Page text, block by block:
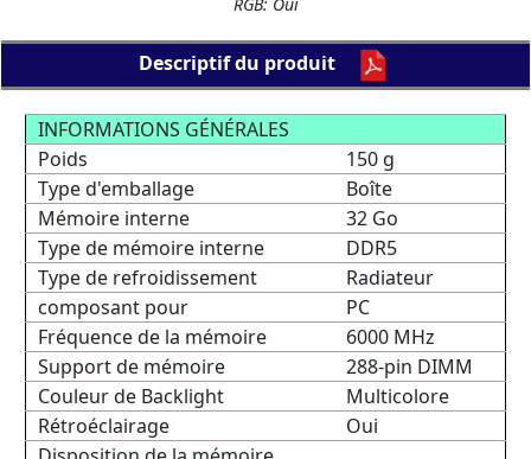
Descriptif du produit
INFORMATIONS GÉNÉRALES
Poids
150 g
Type d'emballage
Boîte
Mémoire interne
32 Go
Type de mémoire interne
DDR5
Type de refroidissement
Radiateur
composant pour
PC
Fréquence de la mémoire
6000 MHz
Support de mémoire
288-pin DIMM
Couleur de Backlight
Multicolore
Rétroéclairage
Oui